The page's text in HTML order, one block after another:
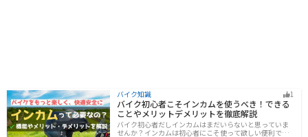
バイク知識 1
バイク初心者こそインカムを使うべき！できる
ことやメリットデメリットを徹底解説
バイク初心者だしインカムはまだいらないと思っていま
せんか？インカムは初心者にこそ使って欲しい便利で安